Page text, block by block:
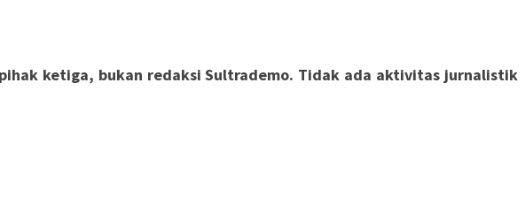
ketiga, bukan redaksi Sultrademo. Tidak ada aktivitas jurnalistik